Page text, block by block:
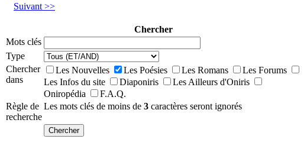
Suivant >>
Chercher
Mots clés
Type
Chercher
dans
Les Nouvelles Les Poésies Les Romans
Les Forums
Les Infos du site
Diaponiris
Les Ailleurs d'Oniris
Oniropédia
F.A.Q.
Règle de
recherche
Les mots clés de moins de 3 caractères seront ignorés